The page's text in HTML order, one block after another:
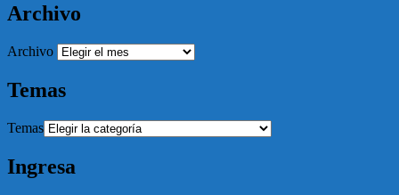
Archivo
Archivo
Temas
Temas
Ingresa